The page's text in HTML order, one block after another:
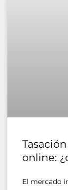
online:
El mercado